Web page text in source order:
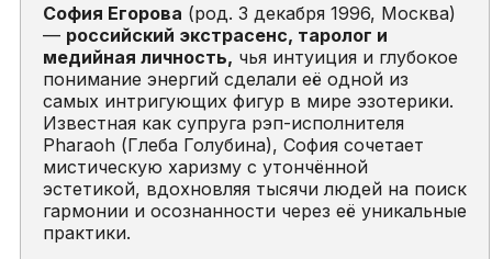
София Егорова (род. 3 декабря 1996, Москва)
— российский экстрасенс, таролог и
медийная личность, чья интуиция и глубокое
понимание энергий сделали её одной из
самых интригующих фигур в мире эзотерики.
Известная как супруга рэп-исполнителя
Pharaoh (Глеба Голубина), София сочетает
мистическую харизму с утончённой
эстетикой, вдохновляя тысячи людей на поиск
гармонии и осознанности через её уникальные
практики.